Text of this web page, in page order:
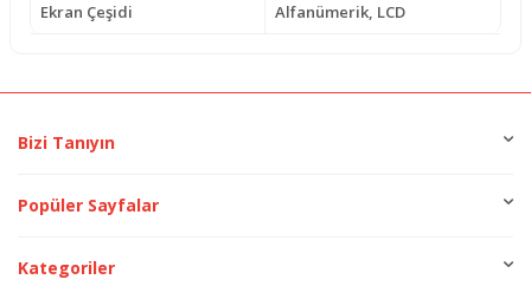
Ekran Çeşidi Alfanümerik, LCD
Bizi Tanıyın
Popüler Sayfalar
Kategoriler